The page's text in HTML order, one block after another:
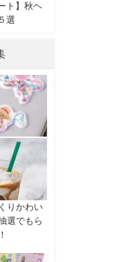
ト】秋ヘ
選
りかわい
選でもら